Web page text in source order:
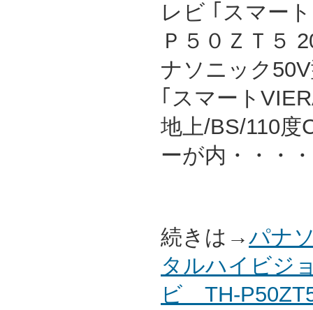
レビ ｢スマー
Ｐ５０ＺＴ５
ナソニック
｢スマート
地上/BS/110度
ーが内・・・
続きは→パナ
タルハイビジ
ビ TH-